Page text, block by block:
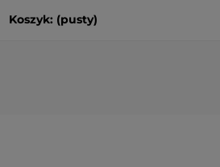
Koszyk: (pusty)